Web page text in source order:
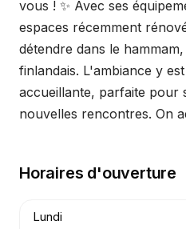
vous ! ✨ Avec ses
espaces récemment
détendre dans le
finlandais. L'ambiance y
accueillante, parfaite pour
nouvelles rencontres. On
Horaires d'ouverture
Lundi